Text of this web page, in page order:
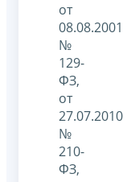
от
08.08.2001
№
129-
ФЗ,
от
27.07.2010
№
210-
ФЗ,